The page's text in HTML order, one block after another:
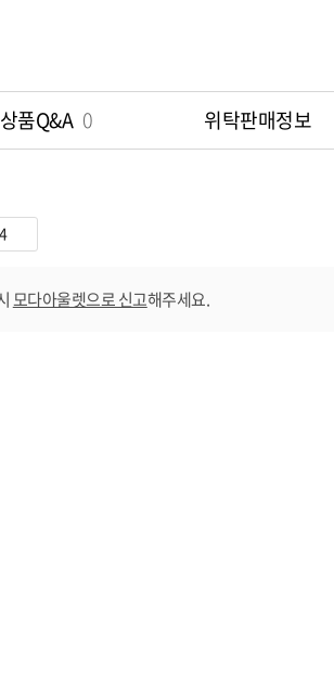
상품Q&A 0 위탁판매정보
모다아울렛으로 신고해주세요.